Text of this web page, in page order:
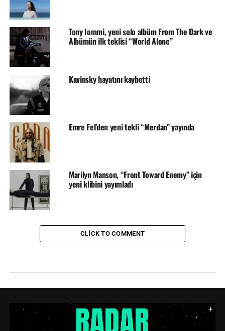
Tony Iommi, yeni solo albüm From The Dark ve
Albümün ilk teklisi “World Alone”
Kavinsky hayatını kaybetti
Emre Fel’den yeni tekli “Merdan” yayında
Marilyn Manson, “Front Toward Enemy” için
yeni klibini yayımladı
CLICK TO COMMENT